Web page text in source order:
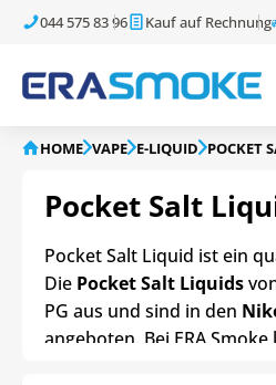
044 575 83 96 Kauf auf Rechnung
HOME VAPE E-LIQUID POCKET
Pocket Salt
Pocket Salt Liquid ist ein
Die Pocket Salt Liquids
PG aus und sind in den
angeboten. Bei ERA